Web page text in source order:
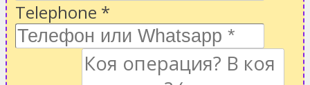
Telephone *